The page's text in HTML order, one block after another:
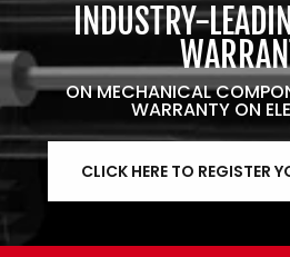
INDUSTRY-
ON MECHANICAL
WARRANTY ON
CLICK HERE TO REGISTER